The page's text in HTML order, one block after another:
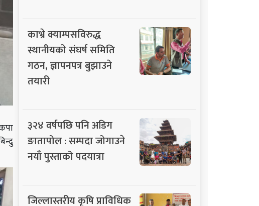
काभ्रे क्याम्पसविरुद्ध
स्थानीयको संघर्ष समिति
गठन, ज्ञापनपत्र बुझाउने
तयारी
३२४ वर्षपछि पनि अडिग
ङातापोल : सम्पदा जोगाउने
नयाँ पुस्ताको पदयात्रा
जिल्लास्तरीय कृषि प्राविधिक